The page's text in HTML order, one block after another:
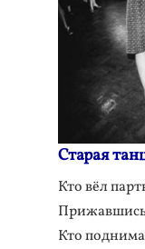
Старая
Кто вёл
Прижавшись
Кто